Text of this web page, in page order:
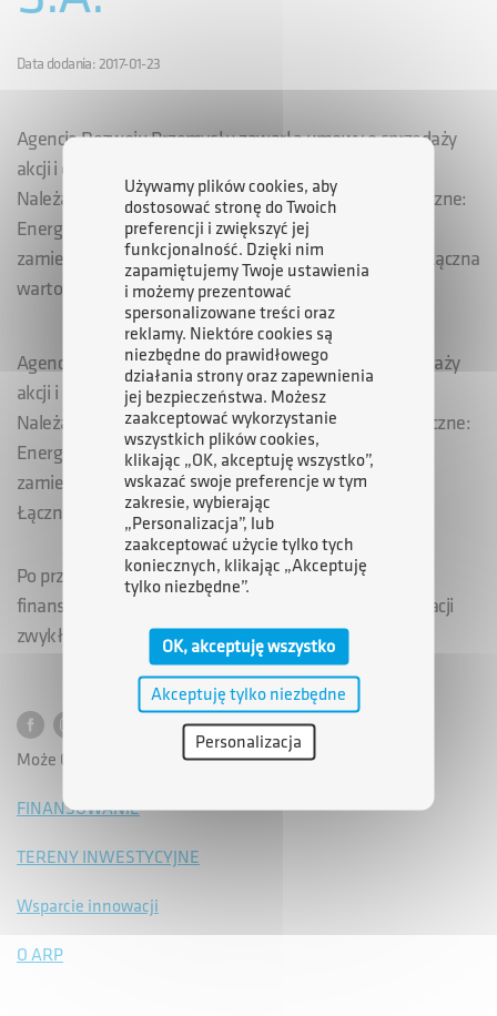
Data dodania: 2017-01-23
Agencja Rozwoju Przemysłu zawarła umowy o sprzedaży
akcji i obligacji zamiennych spółki Polimex-Mostostal.
Należące do ARP akcje przejmą cztery spółki energetyczne:
Energa, Enea, PGNiG T oraz PGE. Natomiast obligacje
zamienne obejmie Towarzystwo Finansowe „Silesia”. Łączna
wartość transakcji wynosi 141, 5 mln zł.
Agencja Rozwoju Przemysłu zawarła umowy o sprzedaży
akcji i obligacji zamiennych spółki Polimex-Mostostal.
Należące do ARP akcje przejmą cztery spółki energetyczne:
Energa, Enea, PGNiG T oraz PGE. Natomiast obligacje
zamienne obejmie Towarzystwo Finansowe „Silesia”.
Łączna wartość transakcji wynosi 141, 5 mln zł.
Po przeprowadzeniu ww. transakcji ARP pozostaje
finansującym Polimex-Mostostal, jako posiadacz obligacji
zwykłych o wartości nominalnej 58 500 tys. zł.
Może Cię zainteresować:
FINANSOWANIE
TERENY INWESTYCYJNE
Wsparcie innowacji
O ARP
Używamy plików cookies, aby
dostosować stronę do Twoich
preferencji i zwiększyć jej
funkcjonalność. Dzięki nim
zapamiętujemy Twoje ustawienia
i możemy prezentować
spersonalizowane treści oraz
reklamy. Niektóre cookies są
niezbędne do prawidłowego
działania strony oraz zapewnienia
jej bezpieczeństwa. Możesz
zaakceptować wykorzystanie
wszystkich plików cookies,
klikając „OK, akceptuję wszystko”,
wskazać swoje preferencje w tym
zakresie, wybierając
„Personalizacja”, lub
zaakceptować użycie tylko tych
koniecznych, klikając „Akceptuję
tylko niezbędne”.
OK, akceptuję wszystko
Akceptuję tylko niezbędne
Personalizacja